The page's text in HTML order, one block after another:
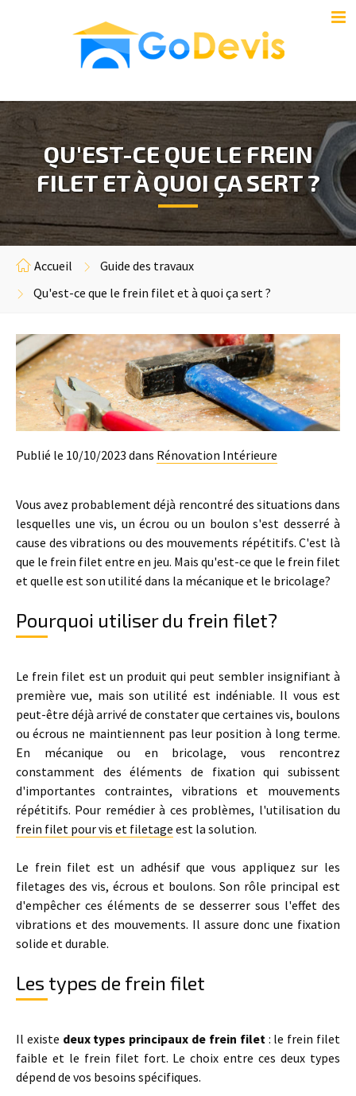
QU'EST-CE QUE LE FREIN
FILET ET À QUOI ÇA SERT ?
Accueil
Guide des travaux
Qu'est-ce que le frein filet et à quoi ça sert ?
Publié le 10/10/2023 dans Rénovation Intérieure
Vous avez probablement déjà rencontré des situations dans
lesquelles une vis, un écrou ou un boulon s'est desserré à
cause des vibrations ou des mouvements répétitifs. C'est là
que le frein filet entre en jeu. Mais qu'est-ce que le frein filet
et quelle est son utilité dans la mécanique et le bricolage?
Pourquoi utiliser du frein filet?
Le frein filet est un produit qui peut sembler insignifiant à
première vue, mais son utilité est indéniable. Il vous est
peut-être déjà arrivé de constater que certaines vis, boulons
ou écrous ne maintiennent pas leur position à long terme.
En mécanique ou en bricolage, vous rencontrez
constamment des éléments de fixation qui subissent
d'importantes contraintes, vibrations et mouvements
répétitifs. Pour remédier à ces problèmes, l'utilisation du
frein filet pour vis et filetage est la solution.
Le frein filet est un adhésif que vous appliquez sur les
filetages des vis, écrous et boulons. Son rôle principal est
d'empêcher ces éléments de se desserrer sous l'effet des
vibrations et des mouvements. Il assure donc une fixation
solide et durable.
Les types de frein filet
Il existe deux types principaux de frein filet: le frein filet
faible et le frein filet fort. Le choix entre ces deux types
dépend de vos besoins spécifiques.